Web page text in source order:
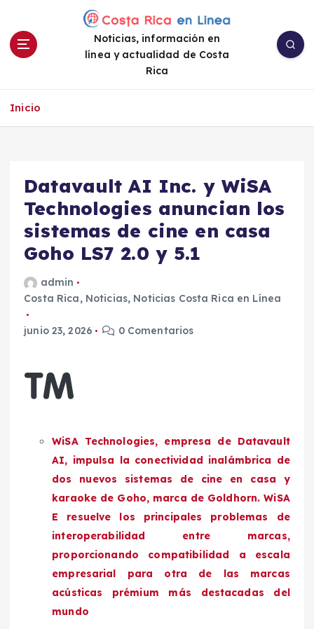
Noticias, información en
línea y actualidad de Costa
Rica
Inicio
Datavault AI Inc. y WiSA
Technologies anuncian los
sistemas de cine en casa
Goho LS7 2.0 y 5.1
admin
Costa Rica, Noticias, Noticias Costa Rica en Línea
junio 23, 2026 0 Comentarios
WiSA Technologies, empresa de Datavault
AI, impulsa la conectividad inalámbrica de
dos nuevos sistemas de cine en casa y
karaoke de Goho, marca de Goldhorn. WiSA
E resuelve los principales problemas de
interoperabilidad entre marcas,
proporcionando compatibilidad a escala
empresarial para otra de las marcas
acústicas prémium más destacadas del
mundo